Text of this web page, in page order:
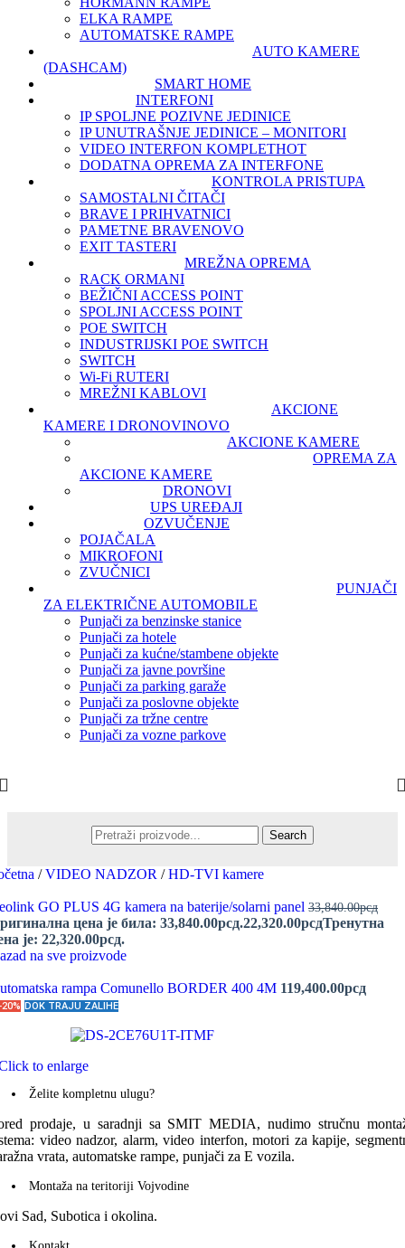
ELKA RAMPE
AUTOMATSKE RAMPE
AUTO KAMERE
(DASHCAM)
SMART HOME
INTERFONI
IP SPOLJNE POZIVNE JEDINICE
IP UNUTRAŠNJE JEDINICE – MONITORI
VIDEO INTERFON KOMPLETHOT
DODATNA OPREMA ZA INTERFONE
KONTROLA PRISTUPA
SAMOSTALNI ČITAČI
BRAVE I PRIHVATNICI
PAMETNE BRAVENOVO
EXIT TASTERI
MREŽNA OPREMA
RACK ORMANI
BEŽIČNI ACCESS POINT
SPOLJNI ACCESS POINT
POE SWITCH
INDUSTRIJSKI POE SWITCH
SWITCH
Wi-Fi RUTERI
MREŽNI KABLOVI
AKCIONE
KAMERE I DRONOVINOVO
AKCIONE KAMERE
OPREMA ZA
AKCIONE KAMERE
DRONOVI
UPS UREĐAJI
OZVUČENJE
POJAČALA
MIKROFONI
ZVUČNICI
PUNJAČI
ZA ELEKTRIČNE AUTOMOBILE
Punjači za benzinske stanice
Punjači za hotele
Punjači za kućne/stambene objekte
Punjači za javne površine
Punjači za parking garaže
Punjači za poslovne objekte
Punjači za tržne centre
Punjači za vozne parkove
Search
/ VIDEO NADZOR / HD-TVI kamere
GO PLUS 4G kamera na baterije/solarni panel 33,840.00рсд
цена је била: 33,840.00рсд.22,320.00рсдТренутна
је: 22,320.00рсд.
na sve proizvode
rampa Comunello BORDER 400 4M 119,400.00рсд
DOK TRAJU ZALIHE
to enlarge
Želite kompletnu ulugu?
prodaje, u saradnji sa SMIT MEDIA, nudimo stručnu
video nadzor, alarm, video interfon, motori za kapije,
vrata, automatske rampe, punjači za E vozila.
Montaža na teritoriji Vojvodine
Sad, Subotica i okolina.